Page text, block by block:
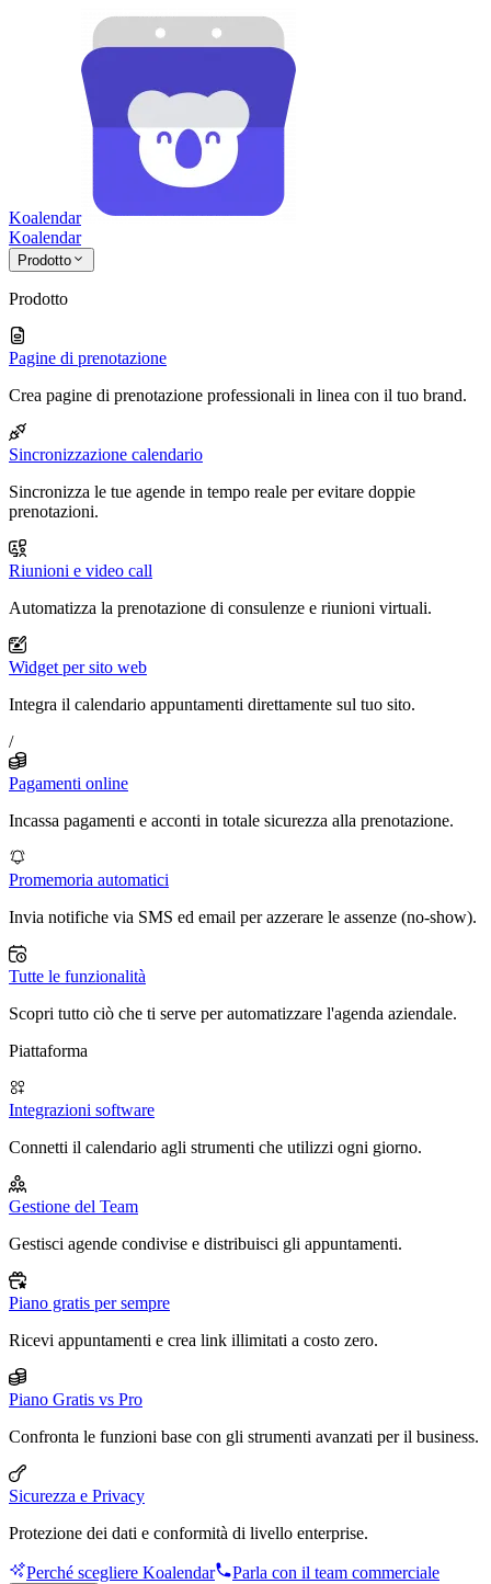
Koalendar
Koalendar
Prodotto
Prodotto
Pagine di prenotazione
Crea pagine di prenotazione professionali in linea con il tuo brand.
Sincronizzazione calendario
Sincronizza le tue agende in tempo reale per evitare doppie
prenotazioni.
Riunioni e video call
Automatizza la prenotazione di consulenze e riunioni virtuali.
Widget per sito web
Integra il calendario appuntamenti direttamente sul tuo sito.
/
Pagamenti online
Incassa pagamenti e acconti in totale sicurezza alla prenotazione.
Promemoria automatici
Invia notifiche via SMS ed email per azzerare le assenze (no-show).
Tutte le funzionalità
Scopri tutto ciò che ti serve per automatizzare l'agenda aziendale.
Piattaforma
Integrazioni software
Connetti il calendario agli strumenti che utilizzi ogni giorno.
Gestione del Team
Gestisci agende condivise e distribuisci gli appuntamenti.
Piano gratis per sempre
Ricevi appuntamenti e crea link illimitati a costo zero.
Piano Gratis vs Pro
Confronta le funzioni base con gli strumenti avanzati per il business.
Sicurezza e Privacy
Protezione dei dati e conformità di livello enterprise.
Perché scegliere Koalendar Parla con il team commerciale